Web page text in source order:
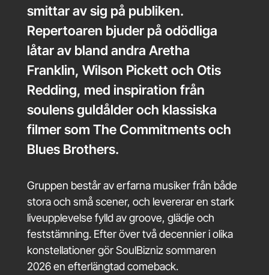
smittar av sig på publiken.
Repertoaren bjuder på odödliga
låtar av bland andra Aretha
Franklin, Wilson Pickett och Otis
Redding, med inspiration från
soulens guldålder och klassiska
filmer som The Commitments och
Blues Brothers.
Gruppen består av erfarna musiker från både
stora och små scener, och levererar en stark
liveupplevelse fylld av groove, glädje och
feststämning. Efter över två decennier i olika
konstellationer gör SoulBizniz sommaren
2026 en efterlängtad comeback.